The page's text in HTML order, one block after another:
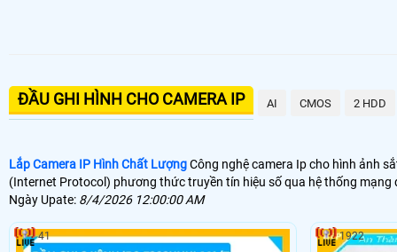
📶 Lắp 1 Camera Wifi Ip Ebitcam
🔥 Bõ Camera Ip Có Micro
thường sử dụngcamera IPvới mục đích dễ dàng nâng cấp dễ dàng
ĐẦU GHI HÌNH CHO CAMERA IP AI CMOS 2 HDD
Lắp Camera IP Hình Chất LượngCông nghệ camera Ip cho hình ảnh
(Internet Protocol) phương thức truyền tín hiệu số qua hệ thống
Ngày Upate: 8/4/2026 12:00:00 AM
41 1922